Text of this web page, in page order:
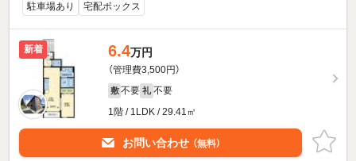
駐車場あり 宅配ボックス
新着 6.4万円
（管理費3,500円）
敷 不要 礼 不要
1階 / 1LDK / 29.41㎡
お問い合わせ （無料）